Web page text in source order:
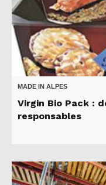
MADE IN ALPES
Virgin Bio Pack :
responsables